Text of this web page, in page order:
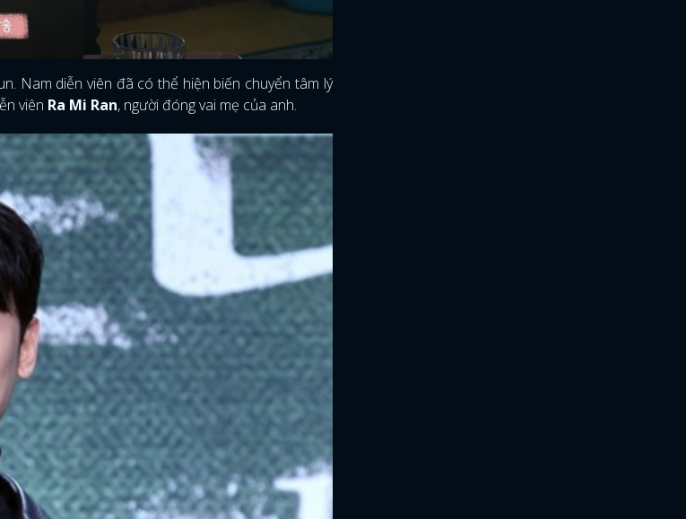
Nam diễn viên đã có thể hiện biến chuyển tâm lý
viên Ra Mi Ran, người đóng vai mẹ của anh.